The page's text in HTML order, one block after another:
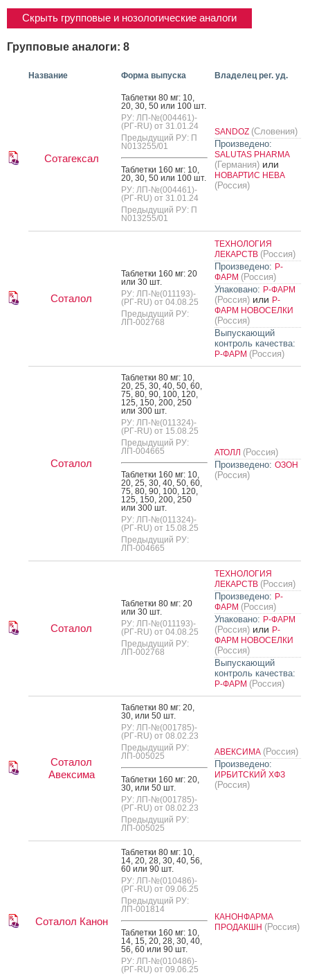
Скрыть групповые и нозологические аналоги
Групповые аналоги: 8
Название Форма выпуска Владелец рег. уд.
Сотагексал
Таб­летки 80 мг: 10,
20, 30, 50 или 100 шт.
РУ: ЛП-№(004461)-
(РГ-RU) от 31.01.24
Предыдущий РУ: П
N013255/01
Таб­летки 160 мг: 10,
20, 30, 50 или 100 шт.
РУ: ЛП-№(004461)-
(РГ-RU) от 31.01.24
Предыдущий РУ: П
N013255/01
SANDOZ (Словения)
Произведено:
SALUTAS PHARMA
(Германия) или
НОВАРТИС НЕВА
(Россия)
Соталол
Таб­летки 160 мг: 20
или 30 шт.
РУ: ЛП-№(011193)-
(РГ-RU) от 04.08.25
Предыдущий РУ:
ЛП-002768
ТЕХНОЛОГИЯ
ЛЕКАРСТВ (Россия)
Произведено: Р-
ФАРМ (Россия)
Упаковано: Р-ФАРМ
(Россия) или Р-
ФАРМ НОВОСЕЛКИ
(Россия)
Выпускающий
контроль качества:
Р-ФАРМ (Россия)
Соталол
Таб­летки 80 мг: 10,
20, 25, 30, 40, 50, 60,
75, 80, 90, 100, 120,
125, 150, 200, 250
или 300 шт.
РУ: ЛП-№(011324)-
(РГ-RU) от 15.08.25
Предыдущий РУ:
ЛП-004665
Таб­летки 160 мг: 10,
20, 25, 30, 40, 50, 60,
75, 80, 90, 100, 120,
125, 150, 200, 250
или 300 шт.
РУ: ЛП-№(011324)-
(РГ-RU) от 15.08.25
Предыдущий РУ:
ЛП-004665
АТОЛЛ (Россия)
Произведено: ОЗОН
(Россия)
Соталол
Таб­летки 80 мг: 20
или 30 шт.
РУ: ЛП-№(011193)-
(РГ-RU) от 04.08.25
Предыдущий РУ:
ЛП-002768
ТЕХНОЛОГИЯ
ЛЕКАРСТВ (Россия)
Произведено: Р-
ФАРМ (Россия)
Упаковано: Р-ФАРМ
(Россия) или Р-
ФАРМ НОВОСЕЛКИ
(Россия)
Выпускающий
контроль качества:
Р-ФАРМ (Россия)
Соталол
Авексима
Таб­летки 80 мг: 20,
30, или 50 шт.
РУ: ЛП-№(001785)-
(РГ-RU) от 08.02.23
Предыдущий РУ:
ЛП-005025
Таб­летки 160 мг: 20,
30, или 50 шт.
РУ: ЛП-№(001785)-
(РГ-RU) от 08.02.23
Предыдущий РУ:
ЛП-005025
АВЕКСИМА (Россия)
Произведено:
ИРБИТСКИЙ ХФЗ
(Россия)
Соталол Канон
Таб­летки 80 мг: 10,
14, 20, 28, 30, 40, 56,
60 или 90 шт.
РУ: ЛП-№(010486)-
(РГ-RU) от 09.06.25
Предыдущий РУ:
ЛП-001814
Таб­летки 160 мг: 10,
14, 15, 20, 28, 30, 40,
56, 60 или 90 шт.
РУ: ЛП-№(010486)-
(РГ-RU) от 09.06.25
КАНОНФАРМА
ПРОДАКШН (Россия)